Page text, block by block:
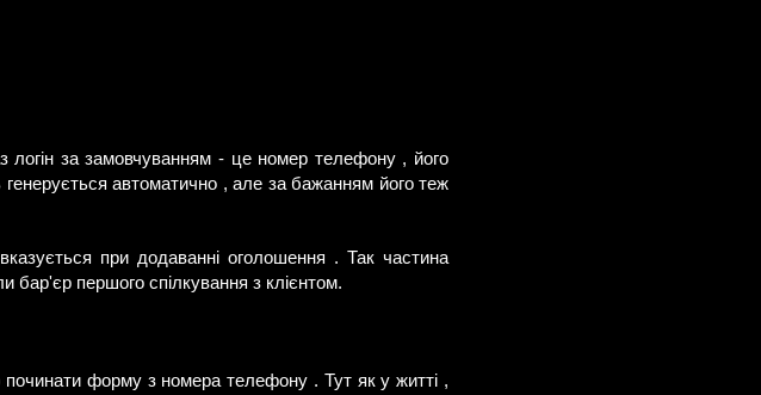
логін за замовчуванням - це номер телефону , його
генерується автоматично , але за бажанням його теж
при додаванні оголошення . Так частина
бар'єр першого спілкування з клієнтом.
форму з номера телефону . Тут як у житті ,